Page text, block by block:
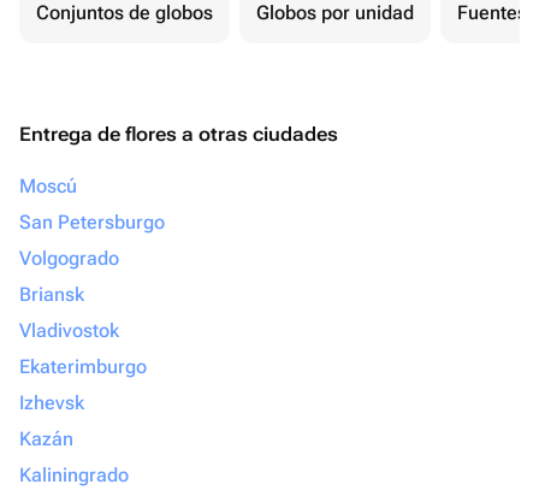
Conjuntos de globos Globos por unidad Fuentes
Entrega de flores a otras ciudades
Moscú
San Petersburgo
Volgogrado
Briansk
Vladivostok
Ekaterimburgo
Izhevsk
Kazán
Kaliningrado